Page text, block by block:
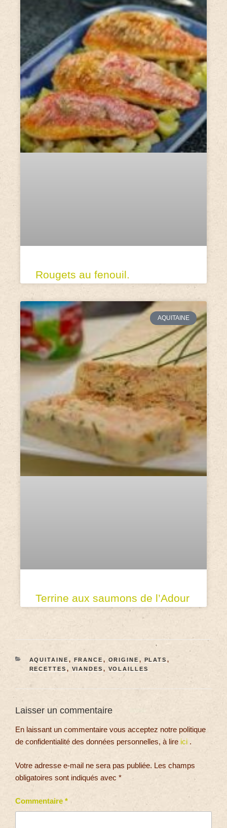
Rougets au fenouil.
AQUITAINE
Terrine aux saumons de l’Adour
AQUITAINE , FRANCE , ORIGINE , PLATS ,
RECETTES , VIANDES , VOLAILLES
Laisser un commentaire
En laissant un commentaire vous acceptez notre politique
de confidentialité des données personnelles, à lire ici .
Votre adresse e-mail ne sera pas publiée. Les champs
obligatoires sont indiqués avec *
Commentaire *